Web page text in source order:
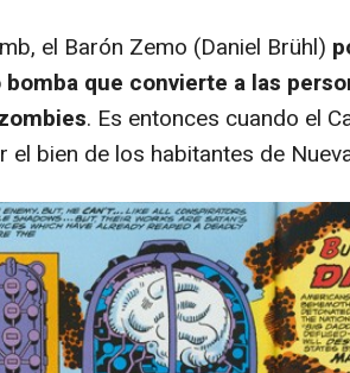
el Barón Zemo (Daniel Brühl)
que convierte a las
. Es entonces cuando el
el bien de los habitantes de